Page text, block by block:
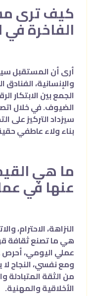
كيف ترى
الفاخرة في
أرى أن المستقبل
والإنسانية،
الجمع بين الابتكار
الضيوف. في خلال
سيزداد التركيز على
بناء ولاء عاطفي
ما هي القيم
عنها في
النزاهة، الاحترام،
هي ما تصنع ثقافة
عملي اليومي، أحرص
ومع نفسي، النجاح لا
من الثقة المتبادلة
الأخلاقية والمهنية.